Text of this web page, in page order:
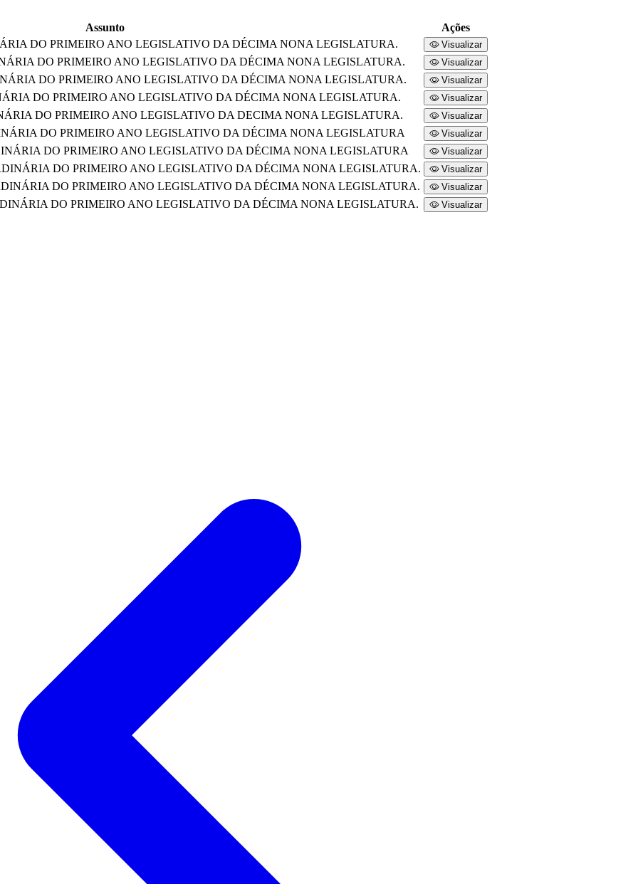
Assunto
Ações
DO PRIMEIRO ANO LEGISLATIVO DA DÉCIMA NONA LEGISLATURA. Visualizar
DO PRIMEIRO ANO LEGISLATIVO DA DÉCIMA NONA LEGISLATURA. Visualizar
DO PRIMEIRO ANO LEGISLATIVO DA DÉCIMA NONA LEGISLATURA. Visualizar
DO PRIMEIRO ANO LEGISLATIVO DA DÉCIMA NONA LEGISLATURA. Visualizar
DO PRIMEIRO ANO LEGISLATIVO DA DECIMA NONA LEGISLATURA. Visualizar
DO PRIMEIRO ANO LEGISLATIVO DA DÉCIMA NONA LEGISLATURA Visualizar
DO PRIMEIRO ANO LEGISLATIVO DA DÉCIMA NONA LEGISLATURA Visualizar
DO PRIMEIRO ANO LEGISLATIVO DA DÉCIMA NONA LEGISLATURA. Visualizar
DO PRIMEIRO ANO LEGISLATIVO DA DÉCIMA NONA LEGISLATURA. Visualizar
DO PRIMEIRO ANO LEGISLATIVO DA DÉCIMA NONA LEGISLATURA. Visualizar